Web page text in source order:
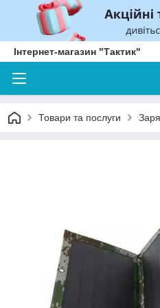
Інтернет-магазин "Тактик"
Товари та послуги